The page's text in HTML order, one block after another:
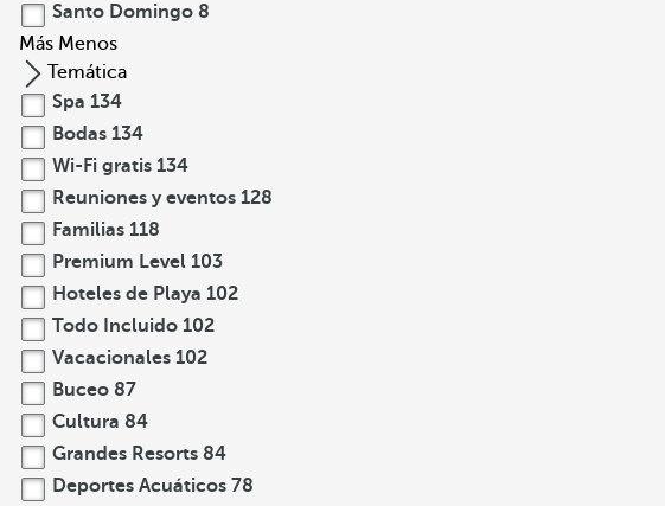
Santo Domingo 8
Más Menos
Temática
Spa 134
Bodas 134
Wi-Fi gratis 134
Reuniones y eventos 128
Familias 118
Premium Level 103
Hoteles de Playa 102
Todo Incluido 102
Vacacionales 102
Buceo 87
Cultura 84
Grandes Resorts 84
Deportes Acuáticos 78